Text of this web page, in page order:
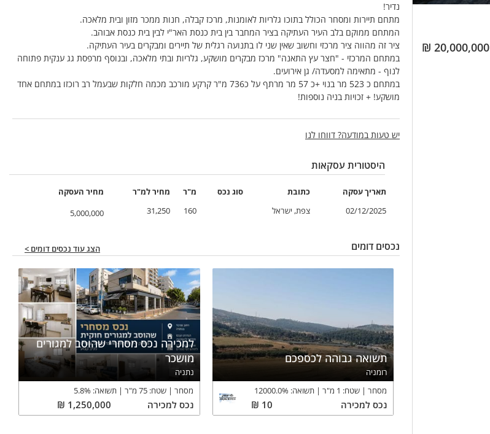
20,000,000
₪
נדיר!
מתחם תיירות ומסחר הכולל בתוכו גלריות לאומנות, מרכז קבלה, חנות ממכר מזון ובית מלאכה.
המתחם ממוקם בלב העיר העתיקה בציר המחבר בין בית כנסת האר"י לבין בית כנסת אבוהב.
ציר זה מהווה ציר מרכזי וחשוב שאין שני לו בתנועה רגלית של תיירים ומבקרים בעיר העתיקה.
במתחם המרכזי - "חצר עץ התאנה" מרכז מבקרים מושקע, גלריות ובתי מלאכה, ובנוסף מרפסת גג ענקית פתוחה
לנוף - מתאימה למסעדה/ גן אירועים.
במתחם כ 523 מר בנוי +כ 57 מר מרתף על כ736 מ"ר קרקע מורכב מכמה חלקות שבעמל רב רוכזו במתחם אחד
מושקע! + זכויות בניה נוספות!
יש טעות במודעה? דווחו לנו
היסטורית עסקאות
תאריךעסקה כתובת סוג נכס מ"ר מחירלמ"ר מחיר העסקה
02/12/2025
צפת, ישראל 160
31,250
5,000,000
נכסים דומים הצג עוד נכסים דומים >
תשואה גבוהה לכספכם
רומניה
מסחר
שטח: 1 מ"ר תשואה: 12000.0%
נכס למכירה 10
₪
למכירה נכס מסחרי שהוסב למגורים
מושכר
נתניה
מסחר
שטח:75 מ"ר תשואה: 5.8%
נכסלמכירה 1,250,000
₪